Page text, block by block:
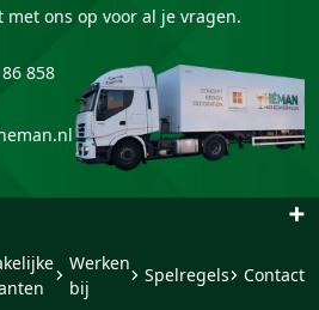
ons op voor al je vragen.
858
+
Werken
bij
Spelregels Contact